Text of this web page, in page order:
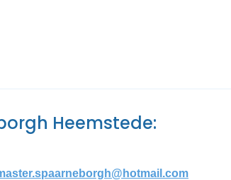
Heemstede: